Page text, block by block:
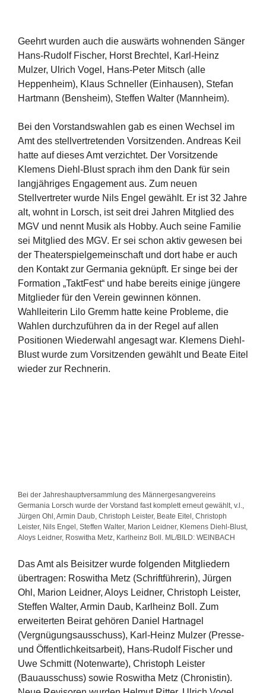
Geehrt wurden auch die auswärts wohnenden Sänger
Hans-Rudolf Fischer, Horst Brechtel, Karl-Heinz
Mulzer, Ulrich Vogel, Hans-Peter Mitsch (alle
Heppenheim), Klaus Schneller (Einhausen), Stefan
Hartmann (Bensheim), Steffen Walter (Mannheim).
Bei den Vorstandswahlen gab es einen Wechsel im
Amt des stellvertretenden Vorsitzenden. Andreas Keil
hatte auf dieses Amt verzichtet. Der Vorsitzende
Klemens Diehl-Blust sprach ihm den Dank für sein
langjähriges Engagement aus. Zum neuen
Stellvertreter wurde Nils Engel gewählt. Er ist 32 Jahre
alt, wohnt in Lorsch, ist seit drei Jahren Mitglied des
MGV und nennt Musik als Hobby. Auch seine Familie
sei Mitglied des MGV. Er sei schon aktiv gewesen bei
der Theaterspielgemeinschaft und dort habe er auch
den Kontakt zur Germania geknüpft. Er singe bei der
Formation „TaktFest“ und habe bereits einige jüngere
Mitglieder für den Verein gewinnen können.
Wahlleiterin Lilo Gremm hatte keine Probleme, die
Wahlen durchzuführen da in der Regel auf allen
Positionen Wiederwahl angesagt war. Klemens Diehl-
Blust wurde zum Vorsitzenden gewählt und Beate Eitel
wieder zur Rechnerin.
Bei der Jahreshauptversammlung des Männergesangvereins
Germania Lorsch wurde der Vorstand fast komplett erneut gewählt, v.l.,
Jürgen Ohl, Armin Daub, Christoph Leister, Beate Eitel, Christoph
Leister, Nils Engel, Steffen Walter, Marion Leidner, Klemens Diehl-Blust,
Aloys Leidner, Roswitha Metz, Karlheinz Boll. ML/BILD: WEINBACH
Das Amt als Beisitzer wurde folgenden Mitgliedern
übertragen: Roswitha Metz (Schriftführerin), Jürgen
Ohl, Marion Leidner, Aloys Leidner, Christoph Leister,
Steffen Walter, Armin Daub, Karlheinz Boll. Zum
erweiterten Beirat gehören Daniel Hartnagel
(Vergnügungsausschuss), Karl-Heinz Mulzer (Presse-
und Öffentlichkeitsarbeit), Hans-Rudolf Fischer und
Uwe Schmitt (Notenwarte), Christoph Leister
(Bauausschuss) sowie Roswitha Metz (Chronistin).